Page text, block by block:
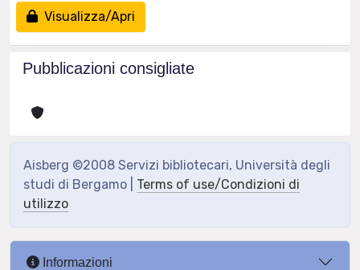
Visualizza/Apri
Pubblicazioni consigliate
Aisberg ©2008 Servizi bibliotecari, Università degli
studi di Bergamo | Terms of use/Condizioni di
utilizzo
Informazioni